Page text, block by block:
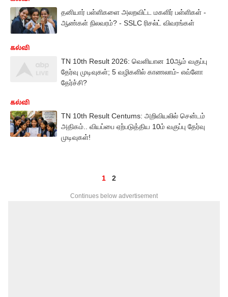
தனியார் பள்ளிகளை அலறவிட்ட மகளிர் பள்ளிகள் -
ஆண்கள் நிலவரம்? - SSLC ரிசல்ட் விவரங்கள்
கல்வி
TN 10th Result 2026: வெளியான 10ஆம் வகுப்பு
தேர்வு முடிவுகள்; 5 வழிகளில் காணலாம்- எவ்ளோ
தேர்ச்சி?
கல்வி
TN 10th Result Centums: அறிவியலில் சென்டம்
அதிகம்.. வியப்பை ஏற்படுத்திய 10ம் வகுப்பு தேர்வு
முடிவுகள்!
1 2
Continues below advertisement